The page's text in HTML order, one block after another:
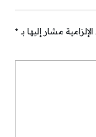
مشار إليها بـ *